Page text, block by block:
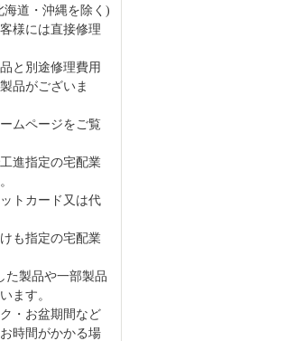
海道・沖縄を除く)
様には直接修理
と別途修理費用
品がございま
ムページをご覧
進指定の宅配業
トカード又は代
も指定の宅配業
た製品や一部製品
ます。
・お盆期間など
時間がかかる場